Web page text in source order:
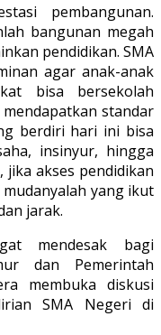
pembangunan.
bangunan megah
pendidikan. SMA
agar anak-anak
bisa bersekolah
standar
berdiri hari ini bisa
insinyur, hingga
jika akses pendidikan
yang ikut
jarak.
mendesak bagi
dan Pemerintah
membuka diskusi
SMA Negeri di